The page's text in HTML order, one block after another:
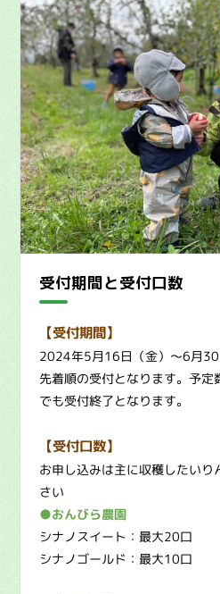
受付期間と受付口数
【受付期間】
2024年5月16日（金）〜6月30
先着順の受付となります。予定
でも受付終了となります。
【受付口数】
お申し込みは主に収穫したい
さい
●おんびら農園
シナノスイート：最大20口
シナノゴールド：最大10口